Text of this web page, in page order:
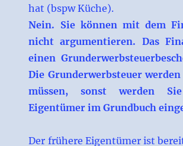
hat (bspw Küche).
Nein. Sie können mit dem
nicht argumentieren. Das
einen
Die Grunderwerbsteuer werden
müssen, sonst werden
Eigentümer im Grundbuch
Der frühere Eigentümer ist